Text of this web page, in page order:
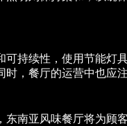
可持续性，使用节能灯
时，餐厅的运营中也应
东南亚风味餐厅将为顾